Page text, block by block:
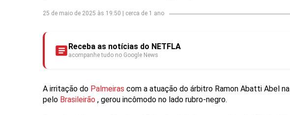
25 de maio de 2025 às 19:50 cerca de 1 ano
Receba as notícias do NETFLA
acompanhe tudo no Google News
A irritação do Palmeiras com a atuação do árbitro Ramon Abatti Abel na
pelo Brasileirão , gerou incômodo no lado rubro-negro.